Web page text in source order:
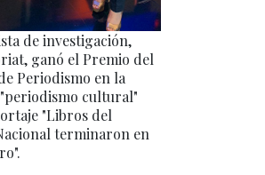
de investigación,
ganó el Premio del
Periodismo en la
cultural"
"Libros del
terminaron en